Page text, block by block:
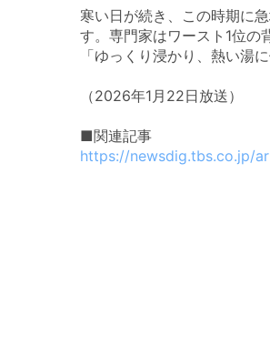
寒い日が続き、この時期に
す。専門家はワースト1位の
「ゆっくり浸かり、熱い湯
（2026年1月22日放送）
■関連記事
https://newsdig.tbs.co.jp/